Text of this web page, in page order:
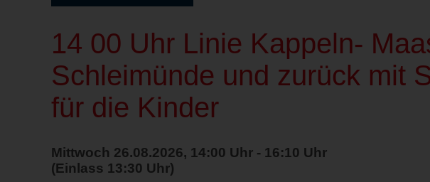
14 00 Uhr Linie Kappeln-
Schleimünde und zurück mit
für die Kinder
Mittwoch 26.08.2026, 14:00 Uhr - 16:10 Uhr
(Einlass 13:30 Uhr)